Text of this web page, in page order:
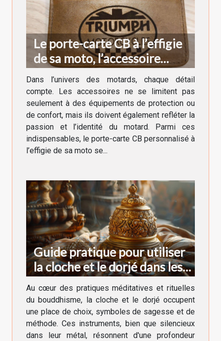
Le porte-carte CB à l’effigie
de sa moto, l’accessoire
indispensable du motard
Dans l’univers des motards, chaque détail
compte. Les accessoires ne se limitent pas
seulement à des équipements de protection ou
de confort, mais ils doivent également refléter la
passion et l’identité du motard. Parmi ces
indispensables, le porte-carte CB personnalisé à
l’effigie de sa moto se...
Guide pratique pour utiliser
la cloche et le dorjé dans les
rituels bouddhistes
Au cœur des pratiques méditatives et rituelles
du bouddhisme, la cloche et le dorjé occupent
une place de choix, symboles de sagesse et de
méthode. Ces instruments, bien que silencieux
dans leur métal, résonnent d'une profondeur